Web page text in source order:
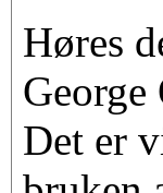
Høres
Det er